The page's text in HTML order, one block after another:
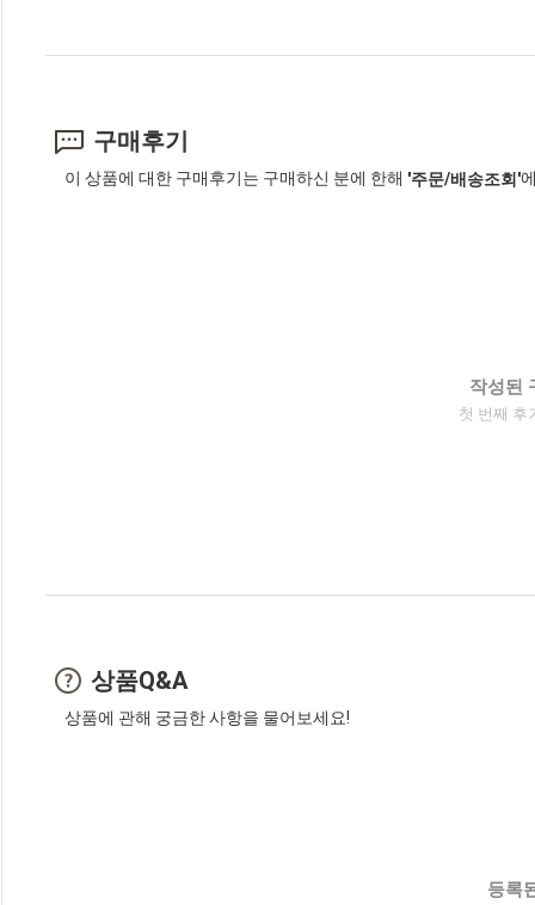
구매후기
이 상품에 대한 구매후기는 구매하신 분에 한해 '주문/배송조회'
작성된
첫 번째 후
상품Q&A
상품에 관해 궁금한 사항을 물어보세요!
등록